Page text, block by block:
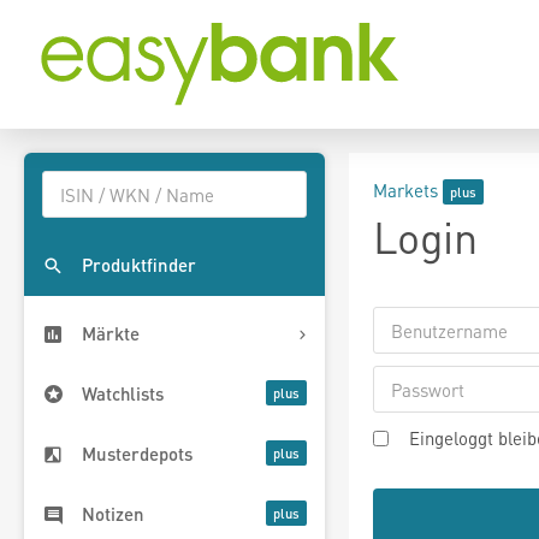
Produktfinder
Märkte
Watchlists
Musterdepots
Notizen
Markets
Login
Eingeloggt